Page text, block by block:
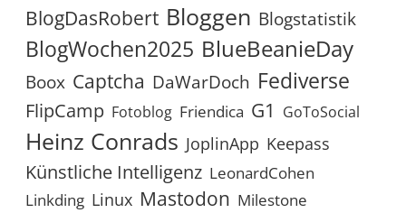
BlogDasRobert Bloggen Blogstatistik
BlogWochen2025 BlueBeanieDay
Boox Captcha DaWarDoch Fediverse
FlipCamp Fotoblog Friendica G1 GoToSocial
Heinz Conrads JoplinApp Keepass
Künstliche Intelligenz LeonardCohen
Linkding Linux Mastodon Milestone